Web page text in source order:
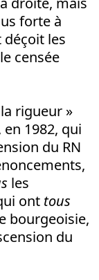
forte à
déçoit les
censée
rigueur »
1982, qui
du RN
les
ont tous
bourgeoisie,
du